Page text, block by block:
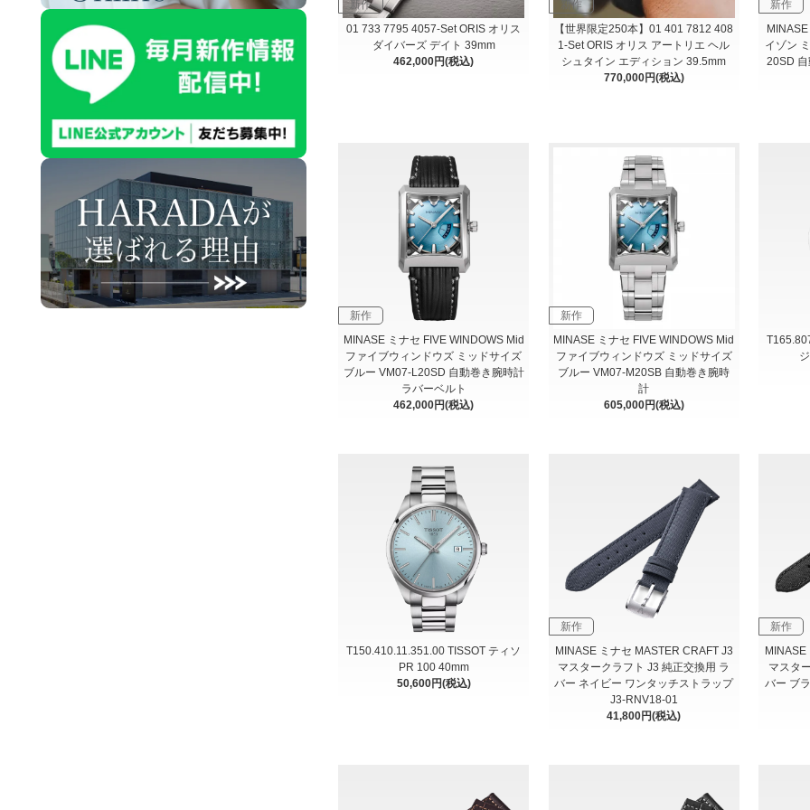
新作
01 733 7795 4057-Set ORIS オリス
ダイバーズ デイト 39mm
462,000円(税込)
新作
【世界限定250本】01 401 7812 408
1-Set ORIS オリス アートリエ ヘル
シュタイン エディション 39.5mm
770,000円(税込)
新作
イゾン
20SD
新作
MINASE ミナセ FIVE WINDOWS Mid
ファイブウィンドウズ ミッドサイズ
ブルー VM07-L20SD 自動巻き腕時計
ラバーベルト
462,000円(税込)
新作
MINASE ミナセ FIVE WINDOWS Mid
ファイブウィンドウズ ミッドサイズ
ブルー VM07-M20SB 自動巻き腕時
計
605,000円(税込)
T150.410.11.351.00 TISSOT ティソ
PR 100 40mm
50,600円(税込)
新作
MINASE ミナセ MASTER CRAFT J3
マスタークラフト J3 純正交換用 ラ
バー ネイビー ワンタッチストラップ
J3-RNV18-01
41,800円(税込)
新作
マスタ
バー ブ